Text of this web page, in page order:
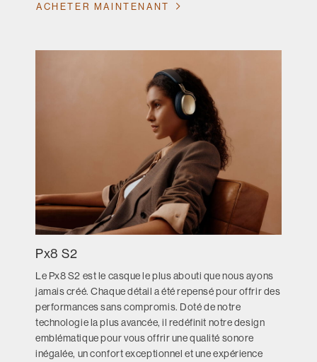
ACHETER MAINTENANT
Px8 S2
Le Px8 S2 est le casque le plus abouti que nous ayons
jamais créé. Chaque détail a été repensé pour offrir des
performances sans compromis. Doté de notre
technologie la plus avancée, il redéfinit notre design
emblématique pour vous offrir une qualité sonore
inégalée, un confort exceptionnel et une expérience